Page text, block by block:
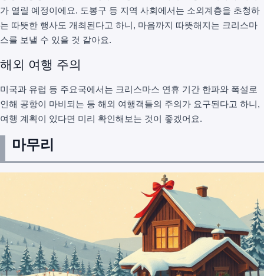
가 열릴 예정이에요. 도봉구 등 지역 사회에서는 소외계층을 초청하
는 따뜻한 행사도 개최된다고 하니, 마음까지 따뜻해지는 크리스마
스를 보낼 수 있을 것 같아요.
해외 여행 주의
미국과 유럽 등 주요국에서는 크리스마스 연휴 기간 한파와 폭설로
인해 공항이 마비되는 등 해외 여행객들의 주의가 요구된다고 하니,
여행 계획이 있다면 미리 확인해보는 것이 좋겠어요.
마무리